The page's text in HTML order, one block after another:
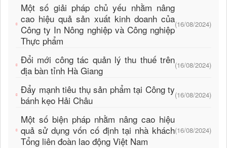
Một số giải pháp chủ yếu nhằm nâng
cao hiệu quả sản xuất kinh doanh của
Công ty In Nông nghiệp và Công nghiệp
Thực phẩm
(16/08/2024)
Đổi mới công tác quản lý thu thuế trên
địa bàn tỉnh Hà Giang
(16/08/2024)
Đẩy mạnh tiêu thụ sản phẩm tại Công ty
bánh kẹo Hải Châu
(16/08/2024)
Một số biện pháp nhằm nâng cao hiệu
quả sử dụng vốn cố định tại nhà khách
Tổng liên đoàn lao động Việt Nam
(16/08/2024)